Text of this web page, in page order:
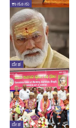
ಕಾನೂನು
ದೇಶ
ದೇಶ